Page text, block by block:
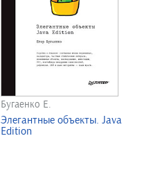
Бугаенко Е.
Элегантные объекты. Java
Edition